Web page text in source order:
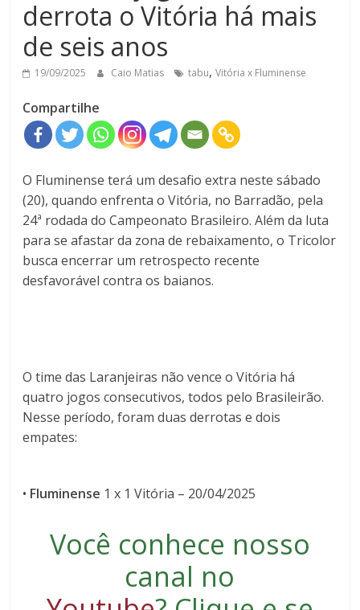
derrota o Vitória há mais
de seis anos
19/09/2025 Caio Matias tabu,Vitória x Fluminense
Compartilhe
O Fluminense terá um desafio extra neste sábado
(20), quando enfrenta o Vitória, no Barradão, pela
24ª rodada do Campeonato Brasileiro. Além da luta
para se afastar da zona de rebaixamento, o Tricolor
busca encerrar um retrospecto recente
desfavorável contra os baianos.
O time das Laranjeiras não vence o Vitória há
quatro jogos consecutivos, todos pelo Brasileirão.
Nesse período, foramduas derrotas e dois
empates:
• Fluminense 1 x 1 Vitória – 20/04/2025
Você conhece nosso
canal no